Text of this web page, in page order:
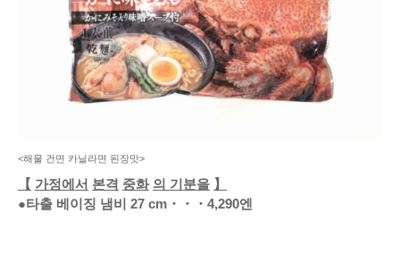
<해물 건면 카닐라면 된장맛>
【 가정에서 본격 중화 의 기분을 】
●타출 베이징 냄비 27 cm ・・・ 4,290엔